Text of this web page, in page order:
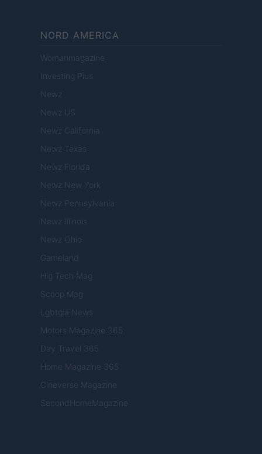
NORD AMERICA
Womanmagazine
Investing Plus
Newz
Newz US
Newz California
Newz Texas
Newz Florida
Newz New York
Newz Pennsylvania
Newz Illinois
Newz Ohio
Gameland
Hig Tech Mag
Scoop Mag
Lgbtqia News
Motors Magazine 365
Day Travel 365
Home Magazine 365
Cineverse Magazine
SecondHomeMagazine